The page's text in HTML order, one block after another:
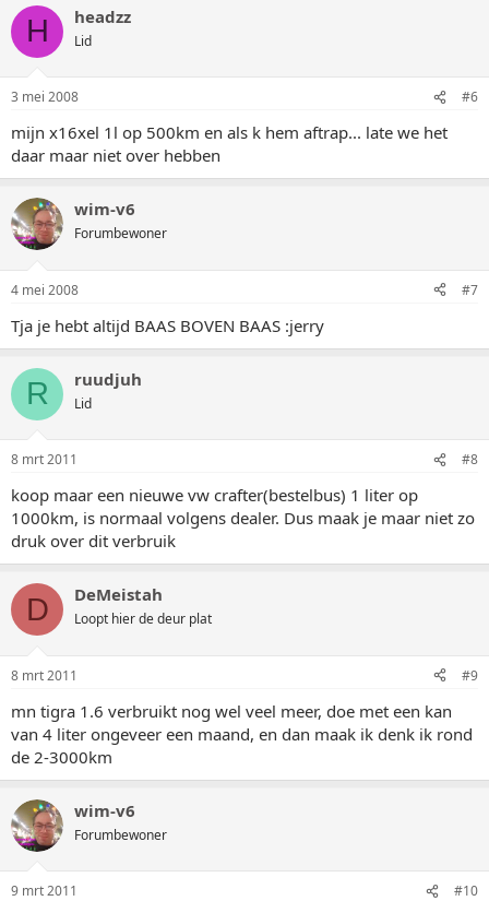
H headzz
Lid
3 mei 2008 #6
mijn x16xel 1l op 500km en als k hem aftrap... late we het
daar maar niet over hebben
wim-v6
Forumbewoner
4 mei 2008 #7
Tja je hebt altijd BAAS BOVEN BAAS :jerry
R ruudjuh
Lid
8 mrt 2011 #8
koop maar een nieuwe vw crafter(bestelbus) 1 liter op
1000km, is normaal volgens dealer. Dus maak je maar niet zo
druk over dit verbruik
D DeMeistah
Loopt hier de deur plat
8 mrt 2011 #9
mn tigra 1.6 verbruikt nog wel veel meer, doe met een kan
van 4 liter ongeveer een maand, en dan maak ik denk ik rond
de 2-3000km
wim-v6
Forumbewoner
9 mrt 2011 #10